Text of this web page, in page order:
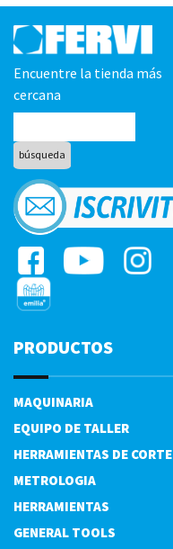
Encuentre la tienda más
cercana
PRODUCTOS
MAQUINARIA
EQUIPO DE TALLER
HERRAMIENTAS DE CORTE
METROLOGIA
HERRAMIENTAS
GENERAL TOOLS